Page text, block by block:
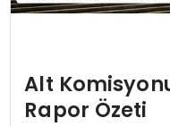
Alt
Rapor Özeti